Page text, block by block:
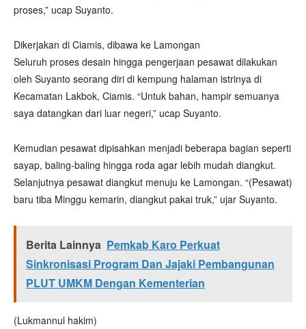
proses,” ucap Suyanto.
Dikerjakan di Ciamis, dibawa ke Lamongan
Seluruh proses desain hingga pengerjaan pesawat dilakukan
oleh Suyanto seorang diri di kempung halaman istrinya di
Kecamatan Lakbok, Ciamis. “Untuk bahan, hampir semuanya
saya datangkan dari luar negeri,” ucap Suyanto.
Kemudian pesawat dipisahkan menjadi beberapa bagian seperti
sayap, baling-baling hingga roda agar lebih mudah diangkut.
Selanjutnya pesawat diangkut menuju ke Lamongan. “(Pesawat)
baru tiba Minggu kemarin, diangkut pakai truk,” ujar Suyanto.
Berita Lainnya Pemkab Karo Perkuat
Sinkronisasi Program Dan Jajaki Pembangunan
PLUT UMKM Dengan Kementerian
(Lukmannul hakim)